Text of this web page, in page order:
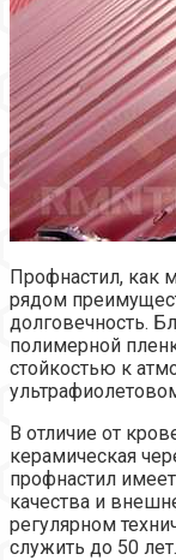
Профнастил, как
рядом
долговечность.
полимерной
стойкостью к
В отличие от
керамическая
профнастил
качества и
регулярном
служить до 50 лет.